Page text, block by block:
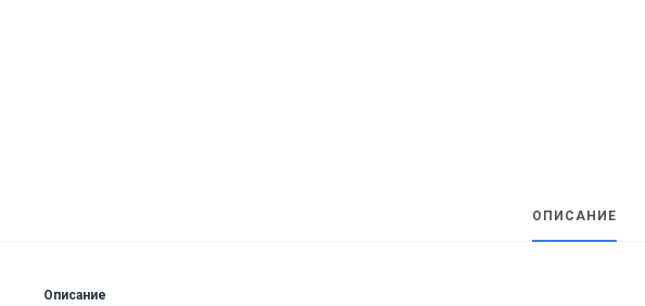
ОПИСАНИЕ
Описание